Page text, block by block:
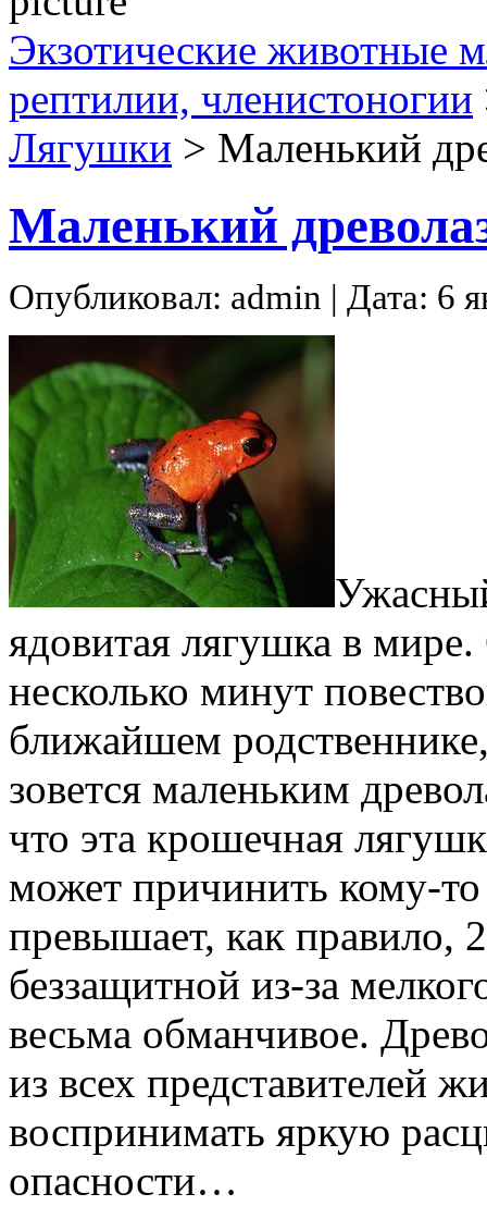
Экзотические животные
рептилии, членистоногии
Лягушки > Маленький
Маленький
Опубликовал: admin | Дата: 6
ядовитая лягушка в
несколько минут
ближайшем
зовется маленьким
что эта крошечная
может причинить кому-
превышает, как правило,
беззащитной из-за
весьма обманчивое.
из всех представителей
воспринимать яркую
опасности…